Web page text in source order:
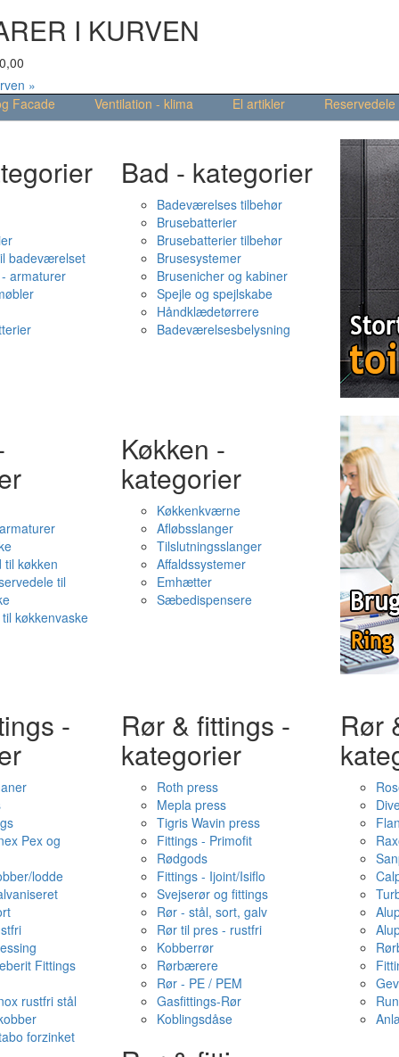
I KURVEN
0,00
»
Facade Ventilation - klima El artikler
Reservedele
badeværelset
armaturer
Bad - kategorier
Badeværelses tilbehør
Brusebatterier
Brusebatterier tilbehør
Brusesystemer
Brusenicher og kabiner
Spejle og spejlskabe
Håndklædetørrere
Badeværelsesbelysning
til køkken
til
køkkenvaske
Køkken -
kategorier
Køkkenkværne
Afløbsslanger
Tilslutningsslanger
Affaldssystemer
Emhætter
Sæbedispensere
-
Pex og
lodde
Fittings
rustfri stål
forzinket
Rør & fittings -
kategorier
Roth press
Mepla press
Tigris Wavin press
Fittings - Primofit
Rødgods
Fittings - Ijoint/Isiflo
Svejserør og fittings
Rør - stål, sort, galv
Rør til pres - rustfri
Kobberrør
Rørbærere
Rør - PE / PEM
Gasfittings-Rør
Koblingsdåse
Rør